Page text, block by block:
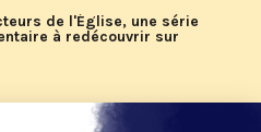
de l'Église, une série
à redécouvrir sur
d'été 2026 de KTO